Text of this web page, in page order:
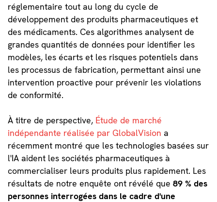
réglementaire tout au long du cycle de
développement des produits pharmaceutiques et
des médicaments. Ces algorithmes analysent de
grandes quantités de données pour identifier les
modèles, les écarts et les risques potentiels dans
les processus de fabrication, permettant ainsi une
intervention proactive pour prévenir les violations
de conformité.
À titre de perspective, Étude de marché
indépendante réalisée par GlobalVision a
récemment montré que les technologies basées sur
l'IA aident les sociétés pharmaceutiques à
commercialiser leurs produits plus rapidement. Les
résultats de notre enquête ont révélé que 89 % des
personnes interrogées dans le cadre d'une